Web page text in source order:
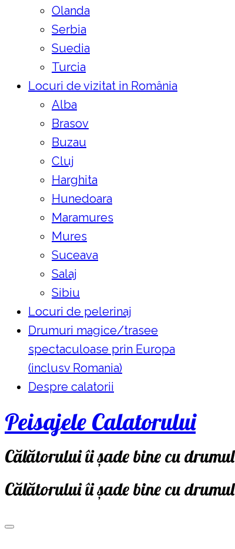
Olanda
Serbia
Suedia
Turcia
Locuri de vizitat in România
Alba
Brasov
Buzau
Cluj
Harghita
Hunedoara
Maramures
Mures
Suceava
Salaj
Sibiu
Locuri de pelerinaj
Drumuri magice/trasee
spectaculoase prin Europa
(inclusv Romania)
Despre calatorii
Peisajele Calatorului
Călătorului îi șade bine cu drumul
Călătorului îi șade bine cu drumul